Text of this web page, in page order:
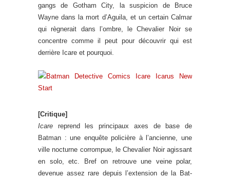
gangs de Gotham City, la suspicion de Bruce
Wayne dans la mort d’Aguila, et un certain Calmar
qui règnerait dans l’ombre, le Chevalier Noir se
concentre comme il peut pour découvrir qui est
derrière Icare et pourquoi.
[Critique]
Icare reprend les principaux axes de base de
Batman : une enquête policière à l’ancienne, une
ville nocturne corrompue, le Chevalier Noir agissant
en solo, etc. Bref on retrouve une veine polar,
devenue assez rare depuis l’extension de la Bat-